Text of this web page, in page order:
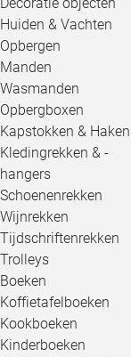
Huiden & Vachten
Opbergen
Manden
Wasmanden
Opbergboxen
Kapstokken & Haken
Kledingrekken & -
hangers
Schoenenrekken
Wijnrekken
Tijdschriftenrekken
Trolleys
Boeken
Koffietafelboeken
Kookboeken
Kinderboeken